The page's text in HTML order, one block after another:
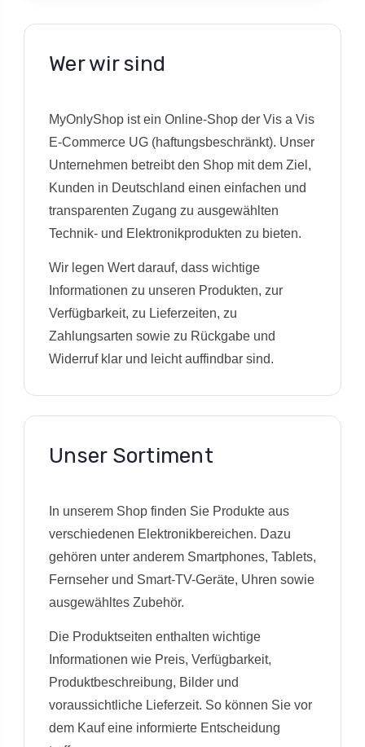
Wer wir sind
MyOnlyShop ist ein Online-Shop der Vis a Vis
E-Commerce UG (haftungsbeschränkt). Unser
Unternehmen betreibt den Shop mit dem Ziel,
Kunden in Deutschland einen einfachen und
transparenten Zugang zu ausgewählten
Technik- und Elektronikprodukten zu bieten.
Wir legen Wert darauf, dass wichtige
Informationen zu unseren Produkten, zur
Verfügbarkeit, zu Lieferzeiten, zu
Zahlungsarten sowie zu Rückgabe und
Widerruf klar und leicht auffindbar sind.
Unser Sortiment
In unserem Shop finden Sie Produkte aus
verschiedenen Elektronikbereichen. Dazu
gehören unter anderem Smartphones, Tablets,
Fernseher und Smart-TV-Geräte, Uhren sowie
ausgewähltes Zubehör.
Die Produktseiten enthalten wichtige
Informationen wie Preis, Verfügbarkeit,
Produktbeschreibung, Bilder und
voraussichtliche Lieferzeit. So können Sie vor
dem Kauf eine informierte Entscheidung